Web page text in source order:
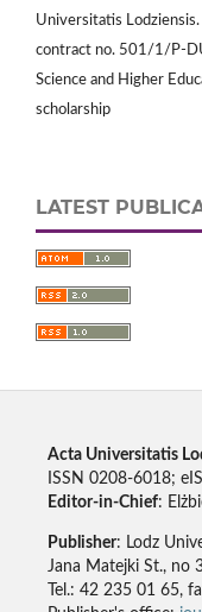
Universitatis
contract no. 501/1/P-
Science and Higher
scholarship
LATEST
Acta Universitatis
ISSN 0208-6018;
Editor-in-Chief:
Publisher: Lodz
Jana Matejki St., no
Tel.: 42 235 01 65,